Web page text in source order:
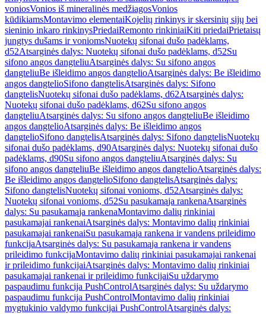
voniosVonios iš mineralinės medžiagosVonios
kūdikiamsMontavimo elementaiKojelių rinkinys ir skersinių sijų bei
sieninio inkaro rinkinysPriedaiRemonto rinkiniaiKiti priedaiPrietaisų
jungtys dušams ir voniomsNuotekų sifonai dušo padėklams,
d52Atsarginės dalys: Nuotekų sifonai dušo padėklams, d52Su
sifono angos dangteliuAtsarginės dalys: Su sifono angos
dangteliuBe išleidimo angos dangtelioAtsarginės dalys: Be išleidimo
angos dangtelioSifono dangtelisAtsarginės dalys: Sifono
dangtelisNuotekų sifonai dušo padėklams, d62Atsarginės dalys:
Nuotekų sifonai dušo padėklams, d62Su sifono angos
dangteliuAtsarginės dalys: Su sifono angos dangteliuBe išleidimo
angos dangtelioAtsarginės dalys: Be išleidimo angos
dangtelioSifono dangtelisAtsarginės dalys: Sifono dangtelisNuotekų
sifonai dušo padėklams, d90Atsarginės dalys: Nuotekų sifonai dušo
padėklams, d90Su sifono angos dangteliuAtsarginės dalys: Su
sifono angos dangteliuBe išleidimo angos dangtelioAtsarginės dalys:
Be išleidimo angos dangtelioSifono dangtelisAtsarginės dalys:
Sifono dangtelisNuotekų sifonai vonioms, d52Atsarginės dalys:
Nuotekų sifonai vonioms, d52Su pasukamąja rankenaAtsarginės
dalys: Su pasukamąja rankenaMontavimo dalių rinkiniai
pasukamajai rankenaiAtsarginės dalys: Montavimo dalių rinkiniai
pasukamajai rankenaiSu pasukamąja rankena ir vandens prileidimo
funkcijaAtsarginės dalys: Su pasukamąja rankena ir vandens
prileidimo funkcijaMontavimo dalių rinkiniai pasukamajai rankenai
ir prileidimo funkcijaiAtsarginės dalys: Montavimo dalių rinkiniai
pasukamajai rankenai ir prileidimo funkcijaiSu uždarymo
paspaudimu funkcija PushControlAtsarginės dalys: Su uždarymo
paspaudimu funkcija PushControlMontavimo dalių rinkiniai
mygtukinio valdymo funkcijai PushControlAtsarginės dalys: